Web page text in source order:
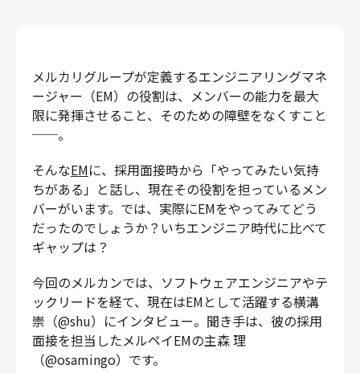
事業開発
カスタマーサービス
営業
プロダクトマネジメント
データアナリティクス
プロダクトデザイン
クリエイティブ
財務・経理
内部監査・リスク
法務
人事
メルカリグループが定義するエンジニアリングマネ
ージャー（EM）の役割は、メンバーの能力を最大
限に発揮させること、そのための障壁をなくすこと
──。
そんなEMに、採用面接時から「やってみたい気持
ちがある」と話し、現在その役割を担っているメン
バーがいます。では、実際にEMをやってみてどう
だったのでしょうか？いちエンジニア時代に比べて
ギャップは？
今回のメルカンでは、ソフトウェアエンジニアやテ
ックリードを経て、現在はEMとして活躍する横溝
崇（@shu）にインタビュー。聞き手は、彼の採用
面接を担当したメルペイEMの主森 理
（@osamingo）です。